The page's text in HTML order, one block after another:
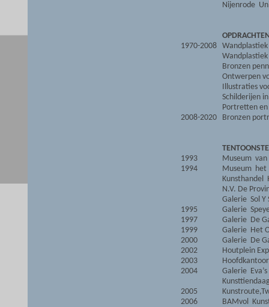
1970-2008
2008-2020
1993
1994
1995
1997
1999
2000
2002
2003
2004
2005
2006
Nijenrode
Bronzen
Ontwerpen
Illustraties
Schilderijen
Portretten
Bronzen
Museum
Museum het
Kunsthandel
N.V. De
Galerie Sol Y
Galerie
Galerie De
Galerie Het
Galerie De
Houtplein
Galerie
BAMvol